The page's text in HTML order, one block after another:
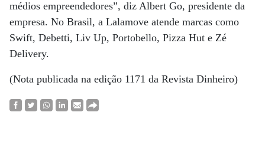
médios empreendedores”, diz Albert Go, presidente da
empresa. No Brasil, a Lalamove atende marcas como
Swift, Debetti, Liv Up, Portobello, Pizza Hut e Zé
Delivery.
(Nota publicada na edição 1171 da Revista Dinheiro)